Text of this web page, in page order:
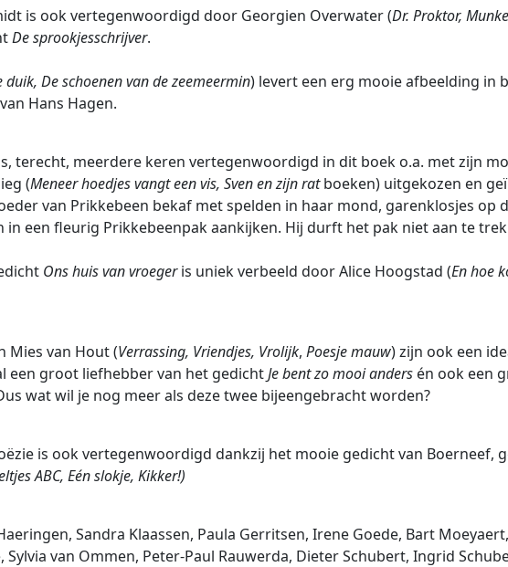
is ook vertegenwoordigd door Georgien Overwater (Dr. Proktor,
De sprookjesschrijver.
duik, De schoenen van de zeemeermin) levert een erg mooie afbeelding in
van Hans Hagen.
terecht, meerdere keren vertegenwoordigd in dit boek o.a. met zijn
(Meneer hoedjes vangt een vis, Sven en zijn ratboeken) uitgekozen en
van Prikkebeen bekaf met spelden in haar mond, garenklosjes op
in een fleurig Prikkebeenpak aankijken. Hij durft het pak niet aan te
Ons huis van vroegeris uniek verbeeld door Alice Hoogstad (En hoe
Mies van Hout (Verrassing, Vriendjes, Vrolijk, Poesje mauw) zijn ook een
een groot liefhebber van het gedichtJe bent zo mooi anders én ook een
wat wil je nog meer als deze twee bijeengebracht worden?
is ook vertegenwoordigd dankzij het mooie gedicht van Boerneef,
ABC, Eén slokje, Kikker!)
Sandra Klaassen, Paula Gerritsen, Irene Goede, Bart
Sylvia van Ommen, Peter-Paul Rauwerda, Dieter Schubert, Ingrid